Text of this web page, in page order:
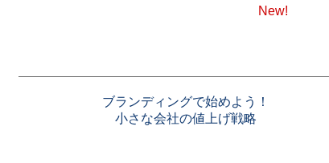
New!
ブランディングで始めよう！
小さな会社の値上げ戦略